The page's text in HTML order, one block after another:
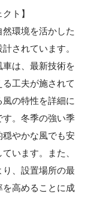
ト】
環境を活かした
されています。
は、最新技術を
工夫が施されて
の特性を詳細に
。冬季の強い季
やかな風でも安
います。また、
、設置場所の最
高めることに成